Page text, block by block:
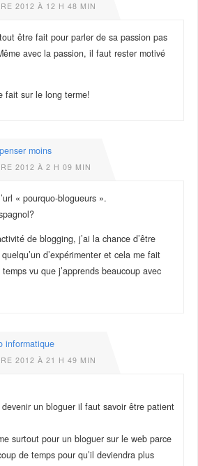
2012 À 12 H 48 MIN
être fait pour parler de sa passion pas
avec la passion, il faut rester motivé
fait sur le long terme!
moins
2012 À 2 H 09 MIN
« pourquo-blogueurs ».
de blogging, j’ai la chance d’être
d’expérimenter et cela me fait
vu que j’apprends beaucoup avec
informatique
2012 À 21 H 49 MIN
un bloguer il faut savoir être patient
surtout pour un bloguer sur le web parce
de temps pour qu’il deviendra plus